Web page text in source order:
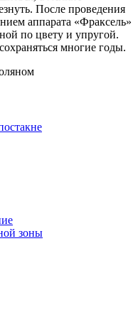
После проведения
аппарата «Фраксель»
по цвету и упругой.
многие годы.
зоны